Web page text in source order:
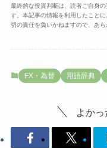
最終的な投資判断は、読者ご自身
す。本記事の情報を利用したこと
切の責任を負いかねますので、あら
FX・為替 用語辞典
よかっ